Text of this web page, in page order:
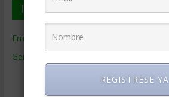
Temas de Gerencia
Empresas de Gerencia
Gerencia
Contabilidad
REGISTRESE YA